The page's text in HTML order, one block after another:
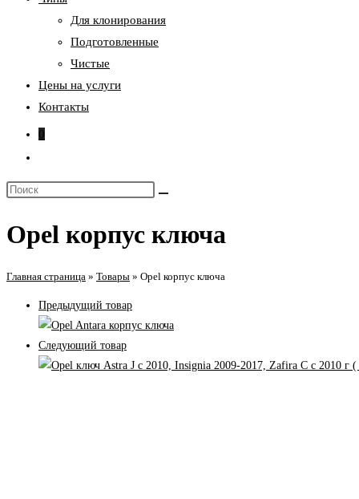
Для клонирования
Подготовленные
Чистые
Цены на услуги
Контакты
0
по
сайту
Поиск
сайте
Opel корпус ключа
Главная страница » Товары » Opel корпус ключа
Предыдущий товар
Следующий товар